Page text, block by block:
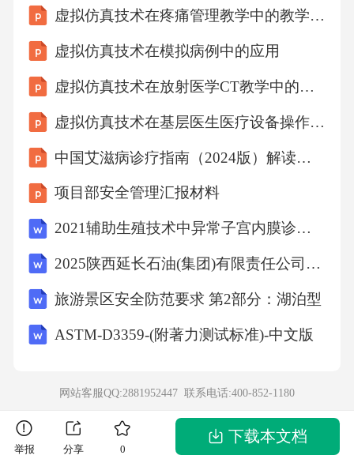
无数可能性中找到‘当下最不坏’的方案。”3虚拟
场景的伦理维度覆盖：从“个体”到“系统”医学伦
理不仅涉及医患关系，更涵盖医疗系统、社会
文化等多维度。虚拟场景的设计需覆盖以下核
心伦理议题：01-隐私与保密：如电子病历泄露
的虚拟调查、社交媒体分享患者案例的伦理后
果模拟；03-生命伦理：如安乐死、辅助生殖、
意：包括特殊人群（儿童、精神障碍患者）的
同意能力评估、紧急情况下的“推定同意”等场
景；02-公平与正义：如不同保险类型患者的治
疗方案差异、稀有医疗资源分配的算法偏见模
盖：从“个体”到“系统”通过覆盖这些维度，虚拟
虚拟仿真技术在疼痛管理教学中的教学资源共享平台
虚拟仿真技术在模拟病例中的应用
虚拟仿真技术在放射医学CT教学中的应用
虚拟仿真技术在基层医生医疗设备操作培训中的应用
中国艾滋病诊疗指南（2024版）解读课件
项目部安全管理汇报材料
2021辅助生殖技术中异常子宫内膜诊疗的中国专家共识(全文)
2025陕西延长石油(集团)有限责任公司科技人才招聘116人笔试备考试题及答案解析
旅游景区安全防范要求 第2部分：湖泊型
ASTM-D3359-(附著力测试标准)-中文版
网站客服QQ:2881952447 联系电话:400-852-1180
举报 分享 0
下载本文档